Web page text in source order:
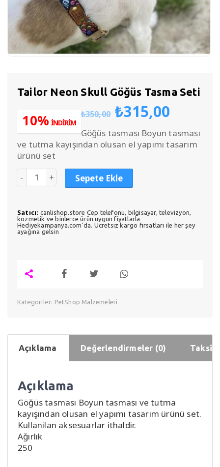
Tailor Neon Skull Göğüs Tasma Seti
₺350,00 Orijinal
fiyat:
₺350,00.
₺315,00
fiyat:
10% İNDİRİM
Göğüs tasması Boyun tasması
ve tutma kayışından olusan el yapımı tasarım
ürünü set
Sepete Ekle
Satıcı: canlishop.store Cep telefonu, bilgisayar, televizyon,
kozmetik ve binlerce ürün uygun fiyatlarla
Hediyekampanya.com'da. Ücretsiz kargo fırsatları ile her şey
ayağına gelsin
Kategoriler: PetShop Malzemeleri
Açıklama Değerlendirmeler (0) Taksit
Açıklama
Göğüs tasması Boyun tasması ve tutma
kayışından olusan el yapımı tasarım ürünü set.
Kullanilan aksesuarlar ithaldir.
Ağırlık
250